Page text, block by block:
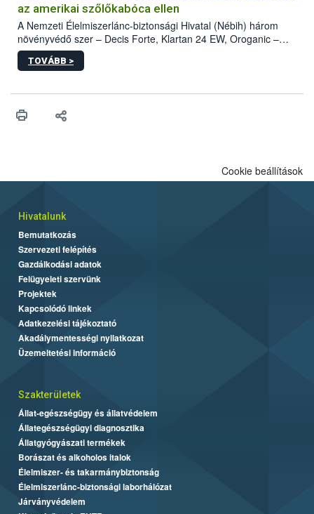
az amerikai szőlőkabóca ellen
A Nemzeti Élelmiszerlánc-biztonsági Hivatal (Nébih) három
növényvédő szer – Decis Forte, Klartan 24 EW, Oroganic –
engedélyokiratát módosította, így azok a szüretet követően,
egészen a vesszőérettség (BBCH 91) stádiumáig
érésű szőlőkben is legyen lehetőség a károsító elleni további
felhasználók számára is elérhető és ökológiai termesztésben is
TOVÁBB >
Cookie beállítások
Hivatalunk
Bemutatkozás
Szervezeti felépítés
Gazdálkodási adatok
Felügyeleti szervünk
Projektek
Kapcsolódó linkek
Adatkezelési tájékoztató
Akadálymentességi nyilatkozat
Üzemeltetési információ
Szakterületek
Állat-egészségügy és állatvédelem
Állategészségügyi diagnosztika
Állatgyógyászati termékek
Borászat és alkoholos italok
Élelmiszer- és takarmánybiztonság
Élelmiszerlánc-biztonsági laborhálózat
Járványvédelem